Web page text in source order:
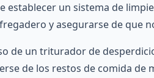
establecer un sistema de
y asegurarse de que
de un triturador de
de los restos de comida de